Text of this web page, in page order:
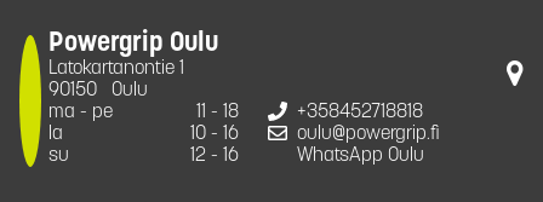
Powergrip Oulu
Latokartanontie 1
90150
Oulu
ma - pe
11 - 18
la
10 - 16
su
12 - 16
+358452718818
oulu@powergrip.fi
WhatsApp Oulu